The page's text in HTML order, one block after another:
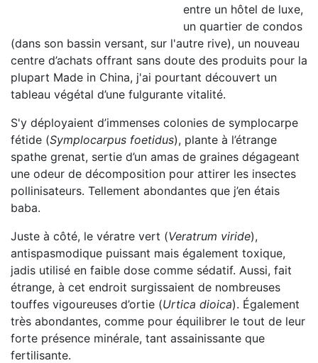
entre un hôtel de luxe,
un quartier de condos
(dans son bassin versant, sur l'autre rive), un nouveau
centre d’achats offrant sans doute des produits pour la
plupart Made in China, j'ai pourtant découvert un
tableau végétal d’une fulgurante vitalité.
S'y déployaient d’immenses colonies de symplocarpe
fétide (Symplocarpus foetidus), plante à l’étrange
spathe grenat, sertie d’un amas de graines dégageant
une odeur de décomposition pour attirer les insectes
pollinisateurs. Tellement abondantes que j’en étais
baba.
Juste à côté, le vératre vert (Veratrum viride),
antispasmodique puissant mais également toxique,
jadis utilisé en faible dose comme sédatif. Aussi, fait
étrange, à cet endroit surgissaient de nombreuses
touffes vigoureuses d’ortie (Urtica dioica). Également
très abondantes, comme pour équilibrer le tout de leur
forte présence minérale, tant assainissante que
fertilisante.